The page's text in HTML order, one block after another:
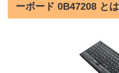
ーボード 0B47208 とは